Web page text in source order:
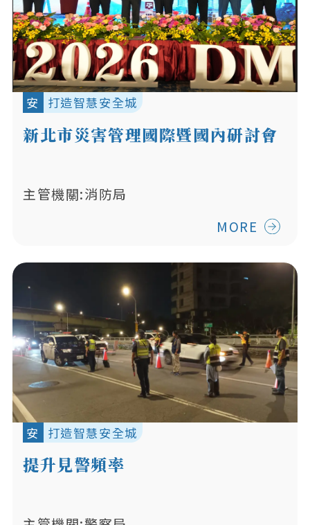
安 打造智慧安全城
新北市災害管理國際暨國內研討會
主管機關:消防局
MORE
安 打造智慧安全城
提升見警頻率